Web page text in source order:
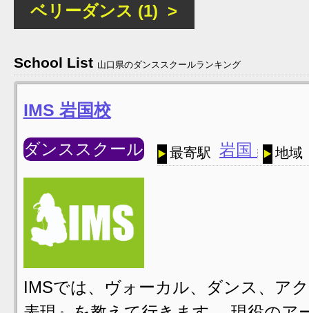
ベリーダンス (1) >
School List 山口県のダンススクールランキング
IMS 岩国校
ダンススクール 最寄駅 岩国 地域
IMSでは、ヴォーカル、ダンス、ア